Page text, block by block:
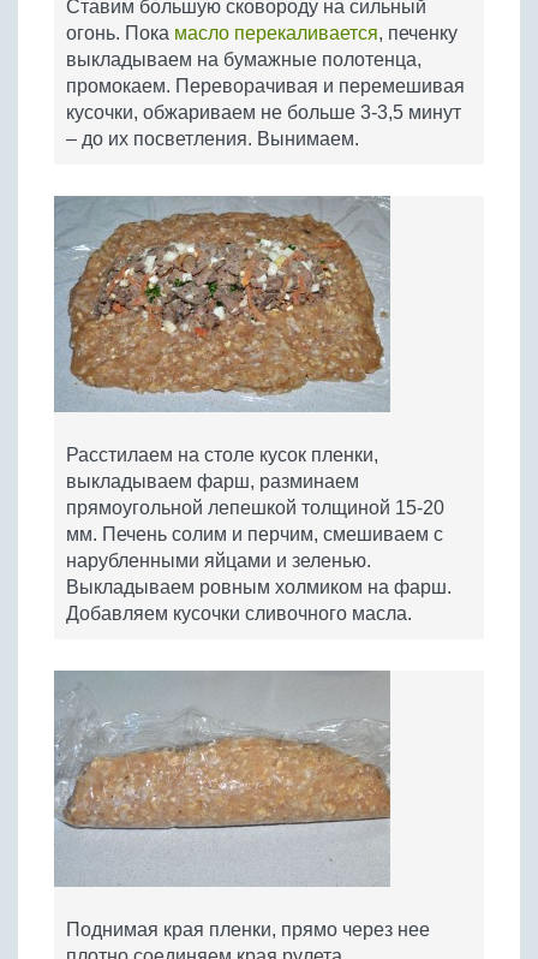
Ставим большую сковороду на сильный
огонь. Пока масло перекаливается, печенку
выкладываем на бумажные полотенца,
промокаем. Переворачивая и перемешивая
кусочки, обжариваем не больше 3-3,5 минут
– до их посветления. Вынимаем.
Расстилаем на столе кусок пленки,
выкладываем фарш, разминаем
прямоугольной лепешкой толщиной 15-20
мм. Печень солим и перчим, смешиваем с
нарубленными яйцами и зеленью.
Выкладываем ровным холмиком на фарш.
Добавляем кусочки сливочного масла.
Поднимая края пленки, прямо через нее